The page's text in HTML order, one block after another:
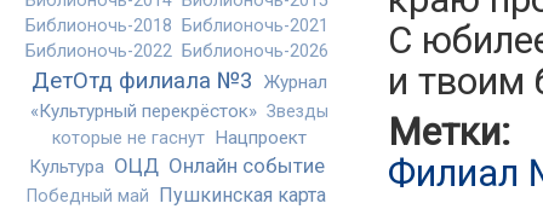
Библионочь-2018
Библионочь-2021
Библионочь-2022
Библионочь-2026
ДетОтд филиала №3
Журнал
«Культурный перекрёсток» Звезды
которые не гаснут Нацпроект
Культура ОЦД Онлайн событие
Победный май Пушкинская карта
С
и твоим
Метки:
Филиал